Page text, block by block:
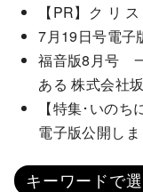
【PR】ク リ
7月19日号電子
福音版8月号
ある 株式会社
【特集･いの
電子版公開しま
キーワードで